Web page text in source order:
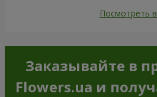
Посмотреть
Заказывайте в
Flowers.ua и